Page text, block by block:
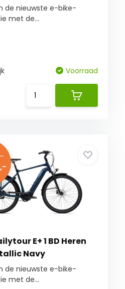
de nieuwste e-bike-
met de...
Voorraad
E+ 1 BD Heren
Navy
de nieuwste e-bike-
met de...